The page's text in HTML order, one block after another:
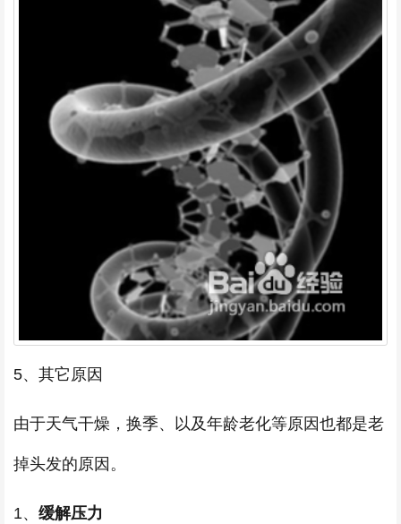
5、其它原因
由于天气干燥，换季、以及年龄老化等原因也都是老
掉头发的原因。
1、 缓解压力